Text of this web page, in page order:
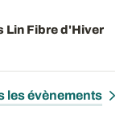
Lin Fibre d'Hiver
les évènements